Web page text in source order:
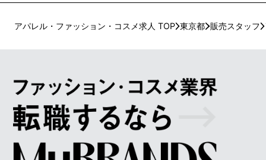
アパレル・ファッション・コスメ求人 TOP 東京都 販売スタッフ